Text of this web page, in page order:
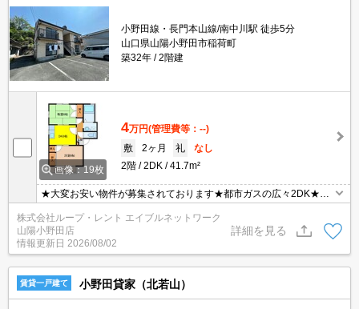
小野田線・長門本山線/南中川駅 徒歩5分
山口県山陽小野田市稲荷町
築32年
2階建
画像：19枚
4万円(管理費等：--)
敷
2ヶ月 礼
なし
2階
2DK 41.7m²
★大変お安い物件が募集されております★都市ガスの広々2DK★シ
ングルマザーの方やお一人暮らしの方に大変おすすめです★
株式会社ループ・レント エイブルネットワーク
山陽小野田店
情報更新日 2026/08/02
詳細を見る
賃貸一戸建て 小野田貸家（北若山）